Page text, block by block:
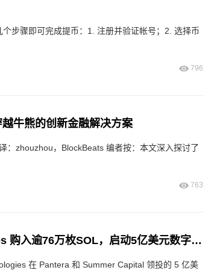
步骤即可完成提币：1. 注册并验证帐号；2. 选择币
796
牛熊的创新金融解决方案
763
Helius Medical Technologies 购入逾76万枚SOL，启动5亿美元数字资产战略
在 Pantera 和 Summer Capital 领投的 5 亿美